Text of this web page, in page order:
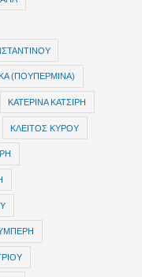
(ΠΟΥΠΕΡΜΙΝΑ)
ΚΑΤΕΡΙΝΑ ΚΑΤΣΙΡΗ
ΚΛΕΙΤΟΣ ΚΥΡΟΥ